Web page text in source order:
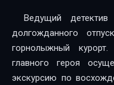
Ведущий
долгожданного
горнолыжный
главного героя
экскурсию по